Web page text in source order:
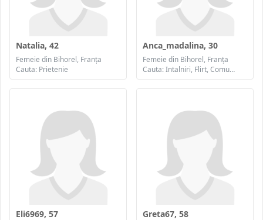
Natalia, 42
Femeie din Bihorel, Franța
Cauta: Prietenie
Anca_madalina, 30
Femeie din Bihorel, Franța
Cauta: Intalniri, Flirt, Comunicare / chat, Prietenie
Eli6969, 57 Greta67, 58